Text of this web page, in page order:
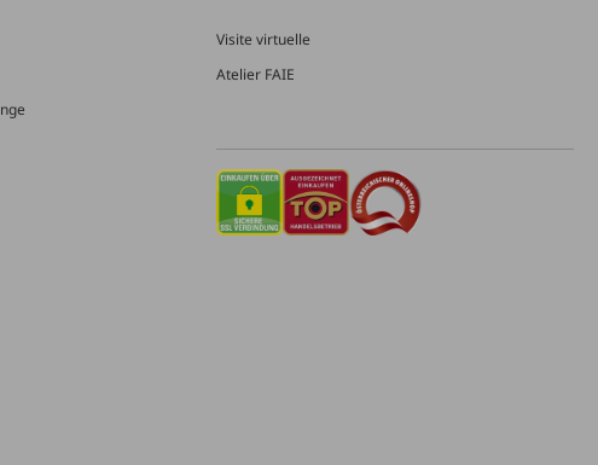
Visite virtuelle
Atelier FAIE